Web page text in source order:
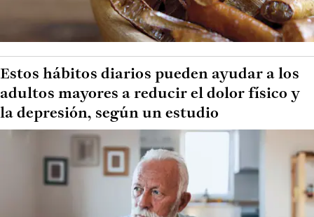
Estos hábitos diarios pueden ayudar a los
adultos mayores a reducir el dolor físico y
la depresión, según un estudio